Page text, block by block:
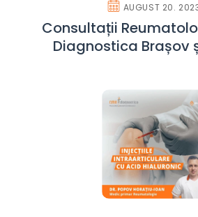
AUGUST 20.
Consultații
Diagnostica Brașov